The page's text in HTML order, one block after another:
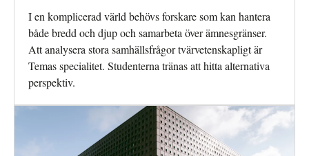
I en komplicerad värld behövs forskare som kan hantera
både bredd och djup och samarbeta över ämnesgränser.
Att analysera stora samhällsfrågor tvärvetenskapligt är
Temas specialitet. Studenterna tränas att hitta alternativa
perspektiv.